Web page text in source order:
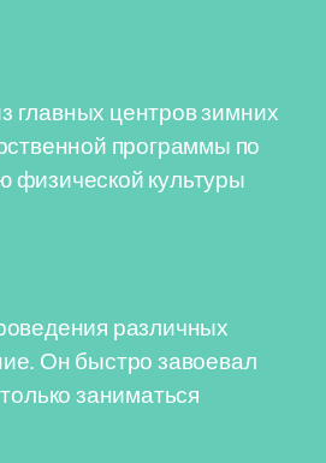
главных центров зимних
программы по
физической культуры
различных
Он быстро завоевал
заниматься